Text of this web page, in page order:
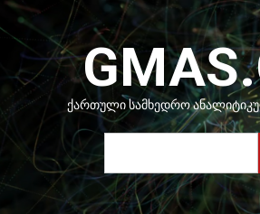
Skip
to
content
ᲥᲐᲠᲗᲣᲚᲘ ᲡᲐᲛᲮᲔᲓᲠᲝ